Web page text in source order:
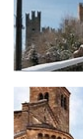
Arrivando dalla Solata